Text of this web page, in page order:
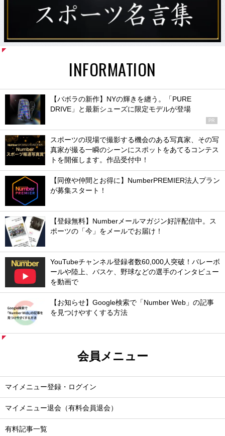
INFORMATION
【バボラの新作】NYの輝きを纏う。「PURE
DRIVE」と最新シューズに限定モデルが登場
PR
スポーツの現場で撮影する機会のある写真家、その写
真家が撮る一瞬のシーンにスポットをあてるコンテス
トを開催します。作品受付中！
【同僚や仲間とお得に】NumberPREMIER法人プラン
が募集スタート！
【登録無料】Numberメールマガジン好評配信中。ス
ポーツの「今」をメールでお届け！
YouTubeチャンネル登録者数60,000人突破！バレーボ
ールや陸上、バスケ、野球などの選手のインタビュー
を動画で
【お知らせ】Google検索で「Number Web」の記事
を見つけやすくする方法
会員メニュー
マイメニュー登録・ログイン
マイメニュー退会（有料会員退会）
有料記事一覧